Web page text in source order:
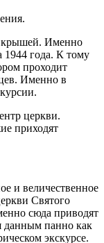
крышей. Именно
1944 года. К тому
проходит
Именно в
церкви.
приходят
и величественное
Святого
сюда приводят
данным панно как
экскурсе.